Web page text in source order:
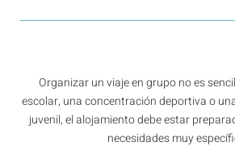
Organizar un viaje en grupo no es
escolar, una concentración deportiva o
juvenil, el alojamiento debe estar
necesidades muy